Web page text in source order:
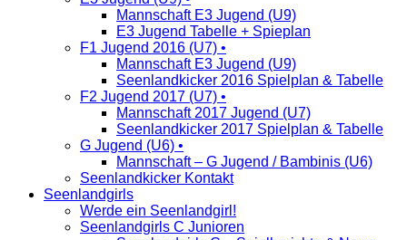
Mannschaft E3 Jugend (U9)
E3 Jugend Tabelle + Spieplan
F1 Jugend 2016 (U7) •
Mannschaft E3 Jugend (U9)
Seenlandkicker 2016 Spielplan & Tabelle
F2 Jugend 2017 (U7) •
Mannschaft 2017 Jugend (U7)
Seenlandkicker 2017 Spielplan & Tabelle
G Jugend (U6) •
Mannschaft – G Jugend / Bambinis (U6)
Seenlandkicker Kontakt
Seenlandgirls
Werde ein Seenlandgirl!
Seenlandgirls C Junioren